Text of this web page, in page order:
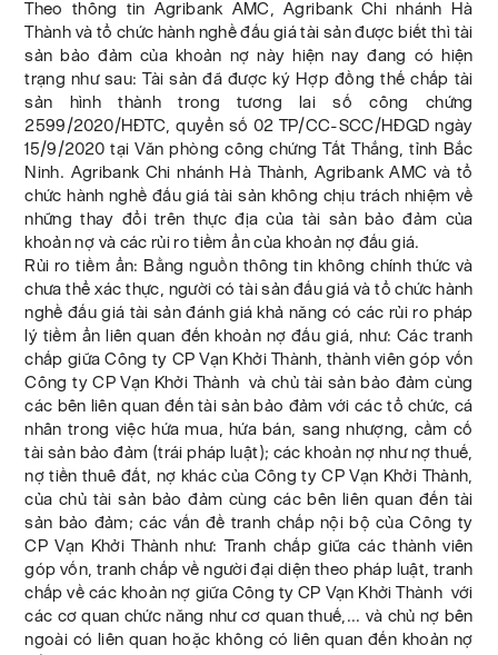
Theo thông tin Agribank AMC, Agribank Chi nhánh Hà
Thành và tổ chức hành nghề đấu giá tài sản được biết thì tài
sản bảo đảm của khoản nợ này hiện nay đang có hiện
trạng như sau: Tài sản đã được ký Hợp đồng thế chấp tài
sản hình thành trong tương lai số công chứng
2599/2020/HĐTC, quyển số 02 TP/CC-SCC/HĐGD ngày
15/9/2020 tại Văn phòng công chứng Tất Thắng, tỉnh Bắc
Ninh. Agribank Chi nhánh Hà Thành, Agribank AMC và tổ
chức hành nghề đấu giá tài sản không chịu trách nhiệm về
những thay đổi trên thực địa của tài sản bảo đảm của
khoản nợ và các rủi ro tiềm ẩn của khoản nợ đấu giá.
Rủi ro tiềm ẩn: Bằng nguồn thông tin không chính thức và
chưa thể xác thực, người có tài sản đấu giá và tổ chức hành
nghề đấu giá tài sản đánh giá khả năng có các rủi ro pháp
lý tiềm ẩn liên quan đến khoản nợ đấu giá, như: Các tranh
chấp giữa Công ty CP Vạn Khởi Thành, thành viên góp vốn
Công ty CP Vạn Khởi Thành và chủ tài sản bảo đảm cùng
các bên liên quan đến tài sản bảo đảm với các tổ chức, cá
nhân trong việc hứa mua, hứa bán, sang nhượng, cầm cố
tài sản bảo đảm (trái pháp luật); các khoản nợ như nợ thuế,
nợ tiền thuê đất, nợ khác của Công ty CP Vạn Khởi Thành,
của chủ tài sản bảo đảm cùng các bên liên quan đến tài
sản bảo đảm; các vấn đề tranh chấp nội bộ của Công ty
CP Vạn Khởi Thành như: Tranh chấp giữa các thành viên
góp vốn, tranh chấp về người đại diện theo pháp luật, tranh
chấp về các khoản nợ giữa Công ty CP Vạn Khởi Thành với
các cơ quan chức năng như cơ quan thuế,... và chủ nợ bên
ngoài có liên quan hoặc không có liên quan đến khoản nợ